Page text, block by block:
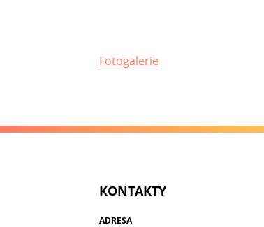
Jana
Fotogalerie
KONTAKTY
ADRESA